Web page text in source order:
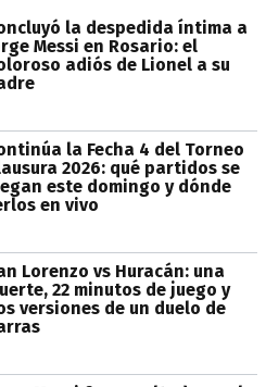
la despedida íntima a
Messi en Rosario: el
adiós de Lionel a su
la Fecha 4 del Torneo
2026: qué partidos se
este domingo y dónde
en vivo
Lorenzo vs Huracán: una
22 minutos de juego y
versiones de un duelo de